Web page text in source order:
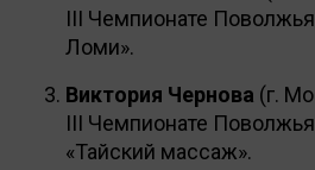
III Чемпионате
Ломи».
Виктория Чернова (г.
III Чемпионате
«Тайский массаж».